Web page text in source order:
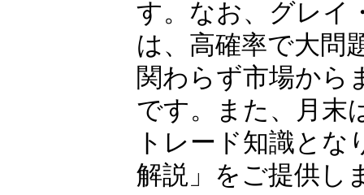
OP（オプション
ーが独自の視点と
日本株・米国株・
るがしそうな「政
イ・リノ」「異
す。なお、グレイ